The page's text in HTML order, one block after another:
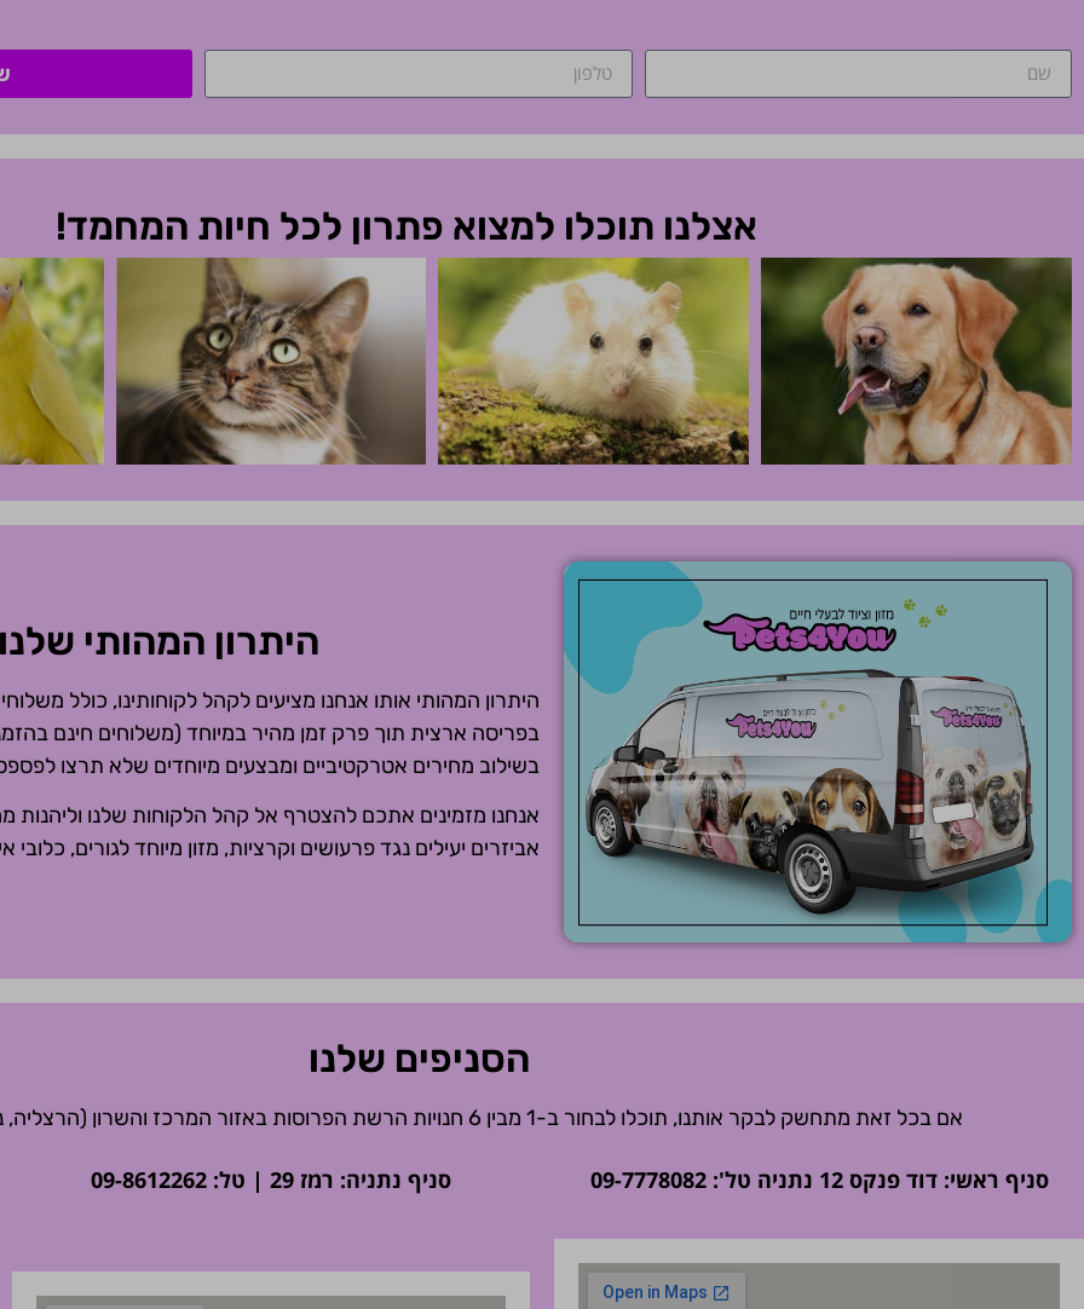
אצלנו תוכלו למצוא פתרון לכל חיות המחמד!
היתרון המהותי
היתרון המהותי אותו אנחנו מציעים לקהל לקוחותינו, כולל
בשילוב מחירים אטרקטיביים ומבצעים מיוחדים שלא תרצו
אנחנו מזמינים אתכם להצטרף אל קהל הלקוחות שלנו וליהנות
אביזרים יעילים נגד פרעושים וקרציות, מזון מיוחד לגורים, כלובי
הסניפים שלנו
אם בכל זאת מתחשק לבקר אותנו, תוכלו לבחור ב-1 מבין 6 חנויות הרשת הפרוסות באזור המרכז והשרון (הרצליה, נתניה, בת-ים).
סניף ראשי: דוד פנקס 12 נתניה טל': 09-7778082 סניף נתניה: רמז 29 | טל: 09-8612262